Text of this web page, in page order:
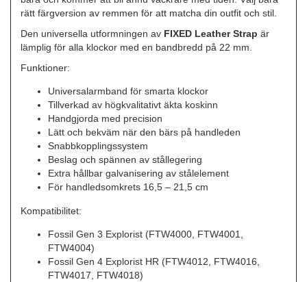
rätt färgversion av remmen för att matcha din outfit och stil.
Den universella utformningen av FIXED Leather Strap är
lämplig för alla klockor med en bandbredd på 22 mm.
Funktioner:
Universalarmband för smarta klockor
Tillverkad av högkvalitativt äkta koskinn
Handgjorda med precision
Lätt och bekväm när den bärs på handleden
Snabbkopplingssystem
Beslag och spännen av stållegering
Extra hållbar galvanisering av stålelement
För handledsomkrets 16,5 – 21,5 cm
Kompatibilitet:
Fossil Gen 3 Explorist (FTW4000, FTW4001,
FTW4004)
Fossil Gen 4 Explorist HR (FTW4012, FTW4016,
FTW4017, FTW4018)